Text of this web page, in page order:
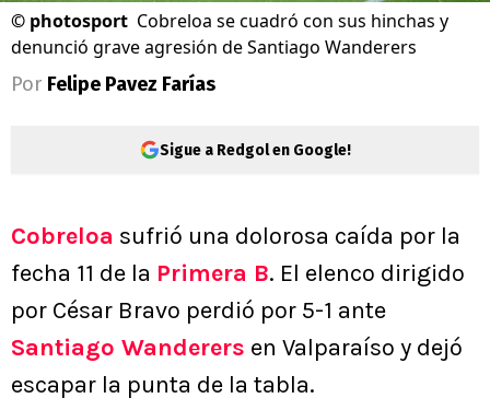
© photosport Cobreloa se cuadró con sus hinchas y
denunció grave agresión de Santiago Wanderers
Por Felipe Pavez Farías
Sigue a Redgol en Google!
Cobreloa sufrió una dolorosa caída por la
fecha 11 de la Primera B. El elenco dirigido
por César Bravo perdió por 5-1 ante
Santiago Wanderers en Valparaíso y dejó
escapar la punta de la tabla.